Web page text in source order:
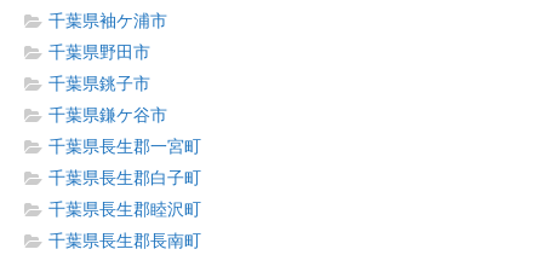
千葉県袖ケ浦市
千葉県野田市
千葉県銚子市
千葉県鎌ケ谷市
千葉県長生郡一宮町
千葉県長生郡白子町
千葉県長生郡睦沢町
千葉県長生郡長南町